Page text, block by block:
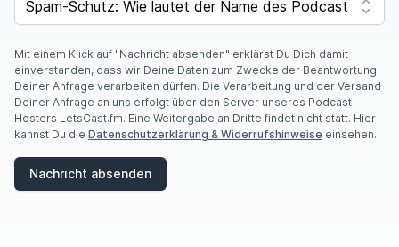
Mit einem Klick auf "Nachricht absenden" erklärst Du Dich damit
einverstanden, dass wir Deine Daten zum Zwecke der Beantwortung
Deiner Anfrage verarbeiten dürfen. Die Verarbeitung und der Versand
Deiner Anfrage an uns erfolgt über den Server unseres Podcast-
Hosters LetsCast.fm. Eine Weitergabe an Dritte findet nicht statt. Hier
kannst Du die Datenschutzerklärung & Widerrufshinweise einsehen.
Nachricht absenden